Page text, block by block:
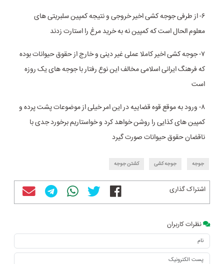
۶- از طرفی جوجه کشی اخیر خروجی و نتیجه کمپین سلبریتی های
معلوم الحال است که کمپین نه به خرید مرغ را استارت زدند
۷- جوجه کشی اخیر کاملا عملی غیر دینی و خارج از حقوق حیوانات بوده
که فرهنگ ایرانی اسلامی مخالف این نوع رفتار با جوجه های یک روزه
است
۸- ورود به موقع قوه قضاییه در این امر خیلی از موضوعات پشت پرده و
کمپین های کذایی را روشن خواهد کرد و خواستاریم برخورد جدی با
ناقضان حقوق حیوانات صورت گیرد
جوجه جوجه کشی کشتن جوجه
اشتراک گذاری
نظرات کاربران